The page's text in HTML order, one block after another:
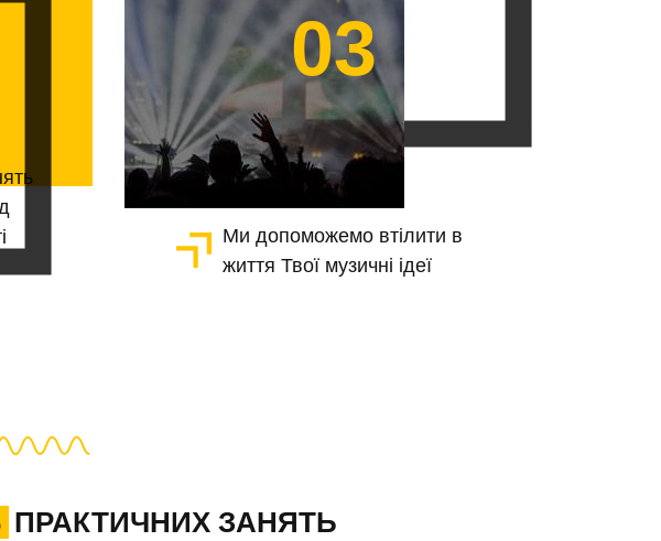
03
Ми допоможемо втілити в
життя Твої музичні ідеї
ПРАКТИЧНИХ ЗАНЯТЬ